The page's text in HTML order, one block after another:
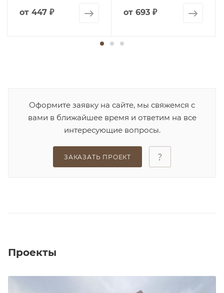
от 447 ₽ от 693 ₽
Оформите заявку на сайте, мы свяжемся с
вами в ближайшее время и ответим на все
интересующие вопросы.
ЗАКАЗАТЬ ПРОЕКТ
Проекты